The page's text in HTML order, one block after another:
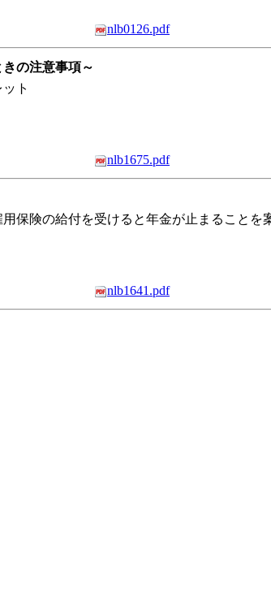
nlb0126.pdf
の注意事項～
ト
nlb1675.pdf
保険の給付を受けると年金が止まることを
nlb1641.pdf